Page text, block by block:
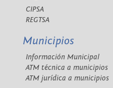
CIPSA
REGTSA
Municipios
Información Municipal
ATM técnica a municipios
ATM jurídica a municipios